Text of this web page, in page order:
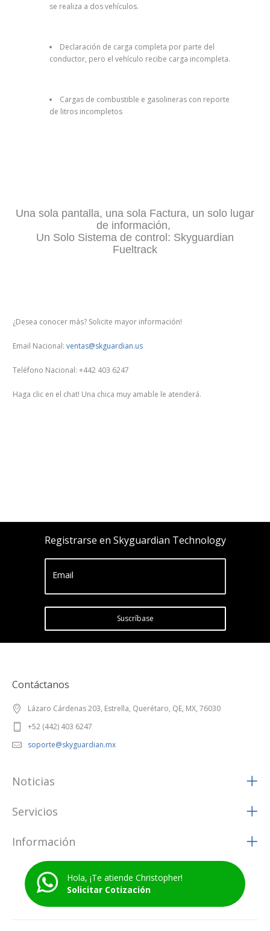
se realiza a dos vehículos.
Declaración de carga completa por parte del
conductor, pero el vehículo recibe carga incompleta.
Cargas de combustible e gasolineras con reporte
de litros incompletos
Una sola pantalla, una sola Factura, un solo lugar
de información,
Un Solo Sistema de control: Skyguardian
Fueltrack
¿Desea conocer más? Solicite mayor información!
Email Nacional: ventas@skguardian.us
Teléfono Nacional: +442 403 6247
Haga clic en el chat! Una chica muy amable le atenderá.
Registrarse en Skyguardian Technology
Email
Suscríbase
Contáctanos
Lázaro Cárdenas 203, Estrella, Querétaro, QE, MX, 76030
+52 (442) 403 6247
soporte@skyguardian.mx
Noticias
Servicios
Información
Hola, ¡Te atiende Christopher!
Solicitar Cotización